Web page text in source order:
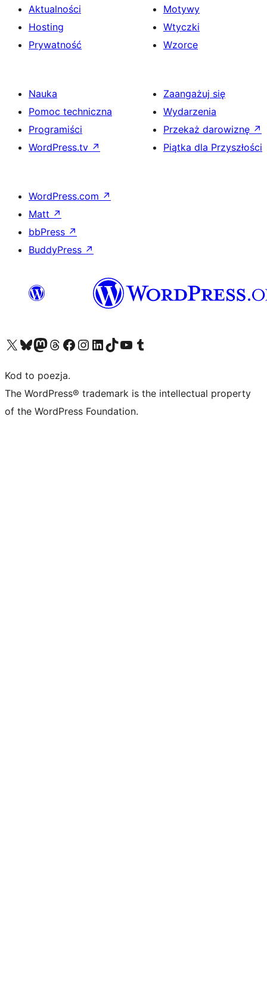
Aktualności
Hosting
Prywatność
Motywy
Wtyczki
Wzorce
Nauka
Pomoc techniczna
Programiści
WordPress.tv ↗
Zaangażuj się
Wydarzenia
Przekaż darowiznę ↗
Piątka dla Przyszłości
WordPress.com ↗
Matt ↗
bbPress ↗
BuddyPress ↗
Odwiedź nasze konto X (dawniej Twitter)
Odwiedź nasze konto Bluesky
Odwiedź nasze konto na Mastodoncie
Odwiedź naszego Threadsa
Odwiedź naszego Facebooka
Odwiedź nasze konto na Instagramie
Odwiedź nasze konto na LinkedIn
Odwiedź naszego TikToka
Odwiedź nasz kanał YouTube
Odwiedź naszego Tumblra
Kod to poezja.
The WordPress® trademark is the intellectual property
of the WordPress Foundation.